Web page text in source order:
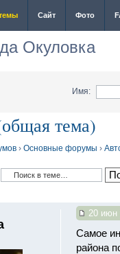
Сайт Фото
Окуловка
Имя:
тема)
› Основные форумы ›
20 июн
Самое
района